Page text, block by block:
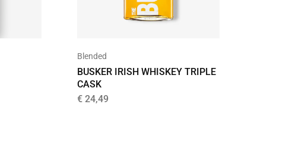
Blended
BUSKER IRISH WHISKEY TRIPLE
CASK
€ 24,49